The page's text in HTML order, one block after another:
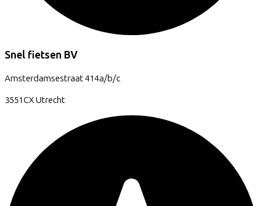
Snel fietsen BV
Amsterdamsestraat414a/b/c
3551CXUtrecht